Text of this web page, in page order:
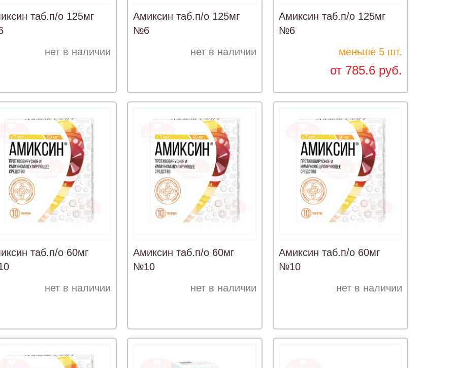
таб.п/о 125мг
нет в наличии
Амиксин таб.п/о 125мг
№6
нет в наличии
Амиксин таб.п/о 125мг
№6
меньше 5 шт.
от 785.6 руб.
таб.п/о 60мг
нет в наличии
Амиксин таб.п/о 60мг
№10
нет в наличии
Амиксин таб.п/о 60мг
№10
нет в наличии